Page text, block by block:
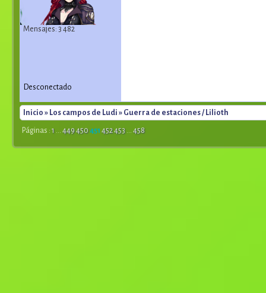
Mensajes: 3 482
Desconectado
Inicio » Los campos de Ludi » Guerra de estaciones / Lilioth
Páginas : 1 ... 449450451 452453 ... 458